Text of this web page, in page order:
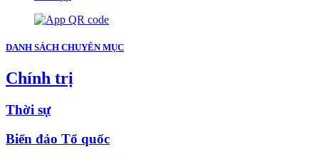
DANH SÁCH CHUYÊN MỤC
Chính trị
Thời sự
Biển đảo Tổ quốc